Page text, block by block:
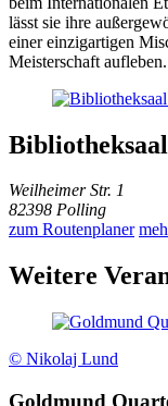
lässt sie ihre
einer einzigartigen
Meisterschaft aufleben.
Weilheimer Str. 1
82398 Polling
zum Routenplaner
Weitere
© Nikolaj Lund
Goldmund